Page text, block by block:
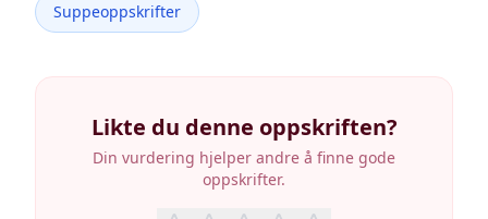
Suppeoppskrifter
Likte du denne oppskriften?
Din vurdering hjelper andre å finne gode
oppskrifter.